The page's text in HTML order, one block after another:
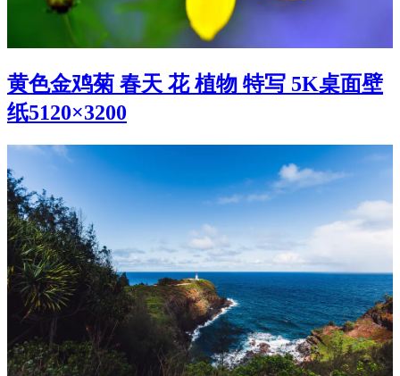
黄色金鸡菊 春天 花 植物 特写 5K桌面壁
纸5120×3200